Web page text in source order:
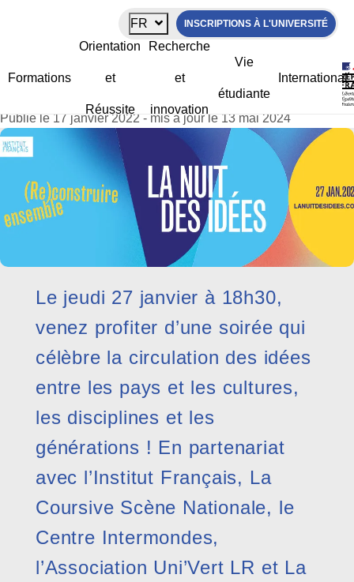
FR INSCRIPTIONS À L'UNIVERSITÉ
Formations
Orientation
et
Réussite
Recherche
et
innovation
Vie
étudiante
International
La Nuit des idées
La Nuit des idées
Publié le 17 janvier 2022 - mis à jour le 13 mai 2024
Le jeudi 27 janvier à 18h30,
venez profiter d’une soirée qui
célèbre la circulation des idées
entre les pays et les cultures,
les disciplines et les
générations ! En partenariat
avec l’Institut Français, La
Coursive Scène Nationale, le
Centre Intermondes,
l’Association Uni’Vert LR et La
Panneau de gestion des cookies